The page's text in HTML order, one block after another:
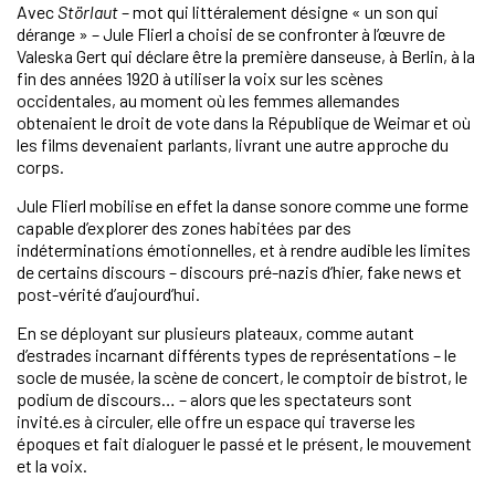
AvecStörlaut– mot qui littéralement désigne « un son qui
dérange » – Jule Flierl a choisi de se confronter à l’œuvre de
Valeska Gert qui déclare être la première danseuse, à Berlin, à la
fin des années 1920 à utiliser la voix sur les scènes
occidentales, au moment où les femmes allemandes
obtenaient le droit de vote dans la République de Weimar et où
les films devenaient parlants, livrant une autre approche du
corps.
Jule Flierl mobilise en effet la danse sonore comme une forme
capable d’explorer des zones habitées par des
indéterminations émotionnelles, et à rendre audible les limites
de certains discours – discours pré-nazis d’hier, fake news et
post-vérité d’aujourd’hui.
En se déployant sur plusieurs plateaux, comme autant
d’estrades incarnant différents types de représentations – le
socle de musée, la scène de concert, le comptoir de bistrot, le
podium de discours… – alors que les spectateurs sont
invité.es à circuler, elle offre un espace qui traverse les
époques et fait dialoguer le passé et le présent, le mouvement
et la voix.